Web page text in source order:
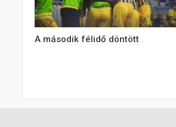
A második félidő döntött